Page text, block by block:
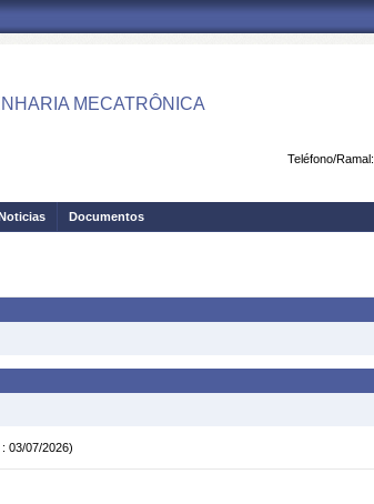
MECATRÔNICA
Teléfono/Ramal:
Documentos
03/07/2026)